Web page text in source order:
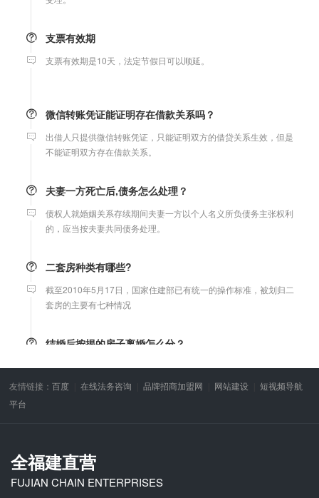
支票有效期
支票有效期是10天，法定节假日可以顺延。
微信转账凭证能证明存在借款关系吗？
出借人只提供微信转账凭证，只能证明双方的借贷关系生效，但是
不能证明双方存在借款关系。
夫妻一方死亡后,债务怎么处理？
债权人就婚姻关系存续期间夫妻一方以个人名义所负债务主张权利
的，应当按夫妻共同债务处理。
二套房种类有哪些?
截至2010年5月17日，国家住建部已有统一的操作标准，被划归二
套房的主要有七种情况
结婚后按揭的房子离婚怎么分？
不能证明双方存在借款关系。
婚前协议
友情链接：百度 在线法务咨询 品牌招商加盟网 网站建设
短视频导航
平台
全福建直营
FUJIAN CHAIN ENTERPRISES